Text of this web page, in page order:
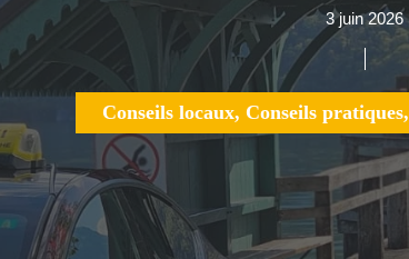
3 juin 2026
Conseils locaux, Conseils pratiques,